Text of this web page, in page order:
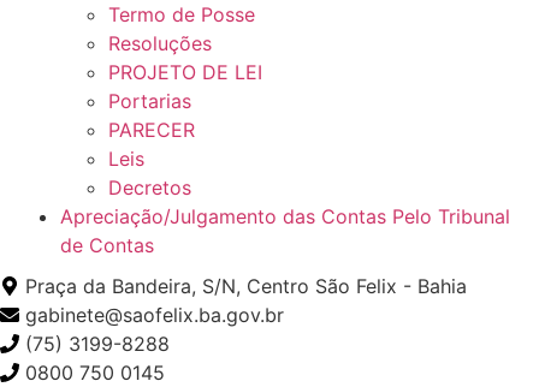
Termo de Posse
Resoluções
PROJETO DE LEI
Portarias
PARECER
Leis
Decretos
Apreciação/Julgamento das Contas Pelo Tribunal
de Contas
Praça da Bandeira, S/N, Centro São Felix - Bahia
gabinete@saofelix.ba.gov.br
(75) 3199-8288
0800 750 0145